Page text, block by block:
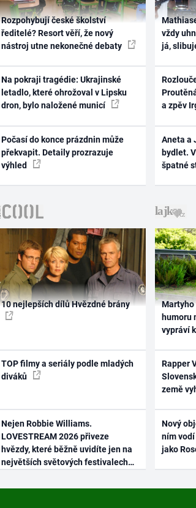
Rozpohybují české školství
ředitelé? Resort věří, že nový
nástroj utne nekonečné debaty
Na pokraji tragédie: Ukrajinské
letadlo, které ohrožoval v Lipsku
dron, bylo naložené municí
Počasí do konce prázdnin může
překvapit. Detaily prozrazuje
výhled
vždy
já,
a zpěv
Aneta a
bydlet.
špatné
10 nejlepších dílů Hvězdné brány
TOP filmy a seriály podle mladých
diváků
Nejen Robbie Williams.
LOVESTREAM 2026 přiveze
hvězdy, které běžně uvidíte jen na
největších světových festivalech
Martyho
humoru
vypráví
Rapper
země
Nový
ním
jako